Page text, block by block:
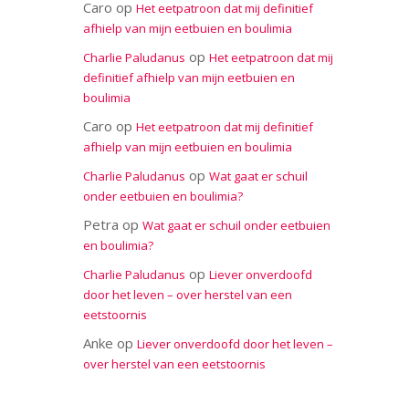
Caro op Het eetpatroon dat mij definitief
afhielp van mijn eetbuien en boulimia
Charlie Paludanus op Het eetpatroon dat mij
definitief afhielp van mijn eetbuien en
boulimia
Caro op Het eetpatroon dat mij definitief
afhielp van mijn eetbuien en boulimia
Charlie Paludanus op Wat gaat er schuil
onder eetbuien en boulimia?
Petra op Wat gaat er schuil onder eetbuien
en boulimia?
Charlie Paludanus op Liever onverdoofd
door het leven – over herstel van een
eetstoornis
Anke op Liever onverdoofd door het leven –
over herstel van een eetstoornis